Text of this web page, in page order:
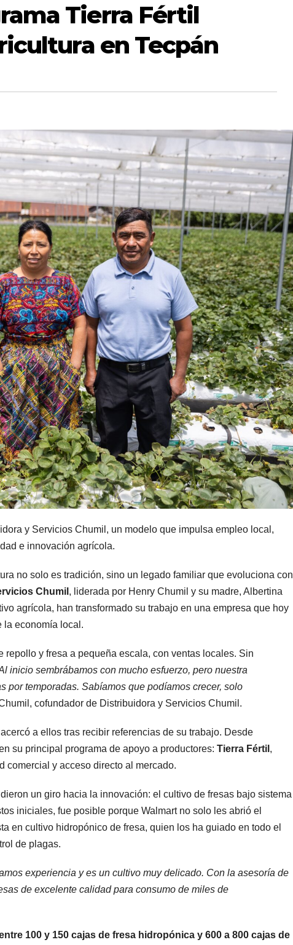
Tierra Fértil
en Tecpán
y Servicios Chumil, un modelo que impulsa empleo local,
e innovación agrícola.
no solo es tradición, sino un legado familiar que evoluciona con
Chumil , liderada por Henry Chumil y su madre, Albertina
agrícola, han transformado su trabajo en una empresa que hoy
la economía local.
y fresa a pequeña escala, con ventas locales. Sin
inicio sembrábamos con mucho esfuerzo, pero nuestra
por temporadas. Sabíamos que podíamos crecer, solo
cofundador de Distribuidora y Servicios Chumil.
a ellos tras recibir referencias de su trabajo. Desde
su principal programa de apoyo a productores: Tierra Fértil ,
comercial y acceso directo al mercado.
un giro hacia la innovación: el cultivo de fresas bajo sistema
iniciales, fue posible porque Walmart no solo les abrió el
en cultivo hidropónico de fresa, quien los ha guiado en todo el
de plagas.
experiencia y es un cultivo muy delicado. Con la asesoría de
de excelente calidad para consumo de miles de
100 y 150 cajas de fresa hidropónica y 600 a 800 cajas de